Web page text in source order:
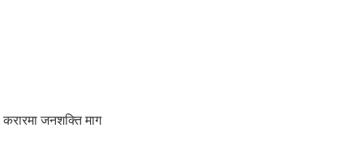
जनशक्ति माग